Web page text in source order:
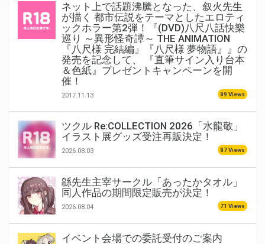
ネット上で話題沸騰となった、叙火先生
が描く 都市伝説をテーマとしたエロティ
ックホラー第2弾！『(DVD)八尺八話快樂
巡り ～異形怪奇譚～ THE ANIMATION
『八尺様 完結編』『八尺様 夢物語』』の
発売を記念して、 『直筆サイン入り台本
＆色紙』プレゼントキャンペーンを開
催！
2017.11.13 89 Views
ツクル Re:COLLECTION 2026「水龍敬」
イラスト展グッズ受注再販決定！
2026.08.03 87 Views
緜先生主宰サークル「あったかタオル」
同人作品の期間限定販売が決定！
2026.08.04 71 Views
イベント会場での委託受付のご案内